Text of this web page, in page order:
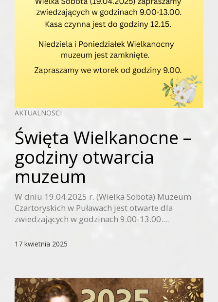
AKTUALNOSCI
Święta Wielkanocne –
godziny otwarcia
muzeum
W dniu 19.04.2025 r. (Wielka Sobota) Muzeum
Czartoryskich w Puławach jest otwarte dla
zwiedzających w godzinach 9.00-13.00....
17 kwietnia 2025